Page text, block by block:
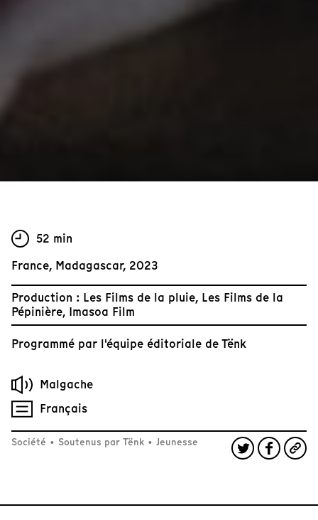
52 min
France, Madagascar, 2023
Production : Les Films de la pluie, Les Films de la
Pépinière, Imasoa Film
Programmé par l'équipe éditoriale de Tënk
Malgache
Français
Société • Soutenus par Tënk • Jeunesse